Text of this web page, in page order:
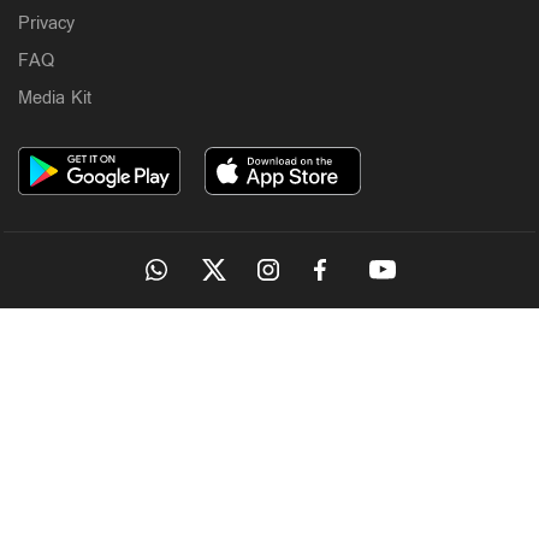
Privacy
FAQ
Media Kit